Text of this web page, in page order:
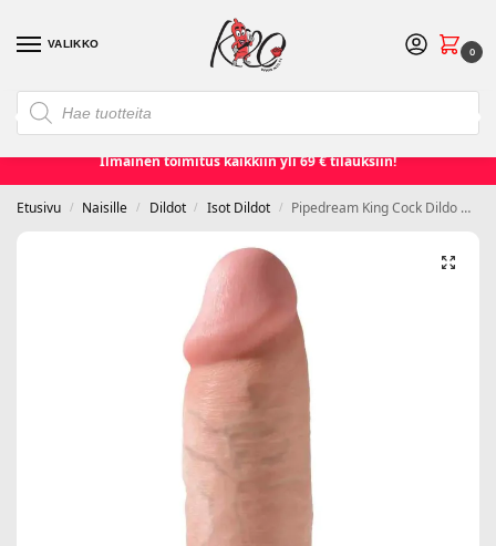
VALIKKO
0
❮ Etusivu Seksilelut ja seksivälineet Miehille❯
Ilmainen toimitus kaikkiin yli 69 € tilauksiin!
Etusivu / Naisille / Dildot / Isot Dildot / Pipedream King Cock Dildo Chubby 10″